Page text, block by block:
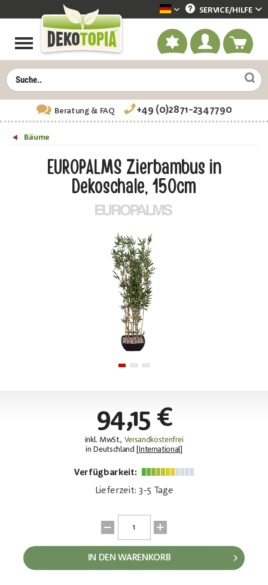
Dekotopia deutsch
SERVICE/HILFE
Beratung& FAQ +49 (0)2871-2347790
Bäume
EUROPALMS Zierbambus in
Dekoschale, 150cm
94,15 €
inkl. MwSt., Versandkostenfrei
in Deutschland [
International]
Verfügbarkeit:
Lieferzeit: 3-5 Tage
IN DEN WARENKORB